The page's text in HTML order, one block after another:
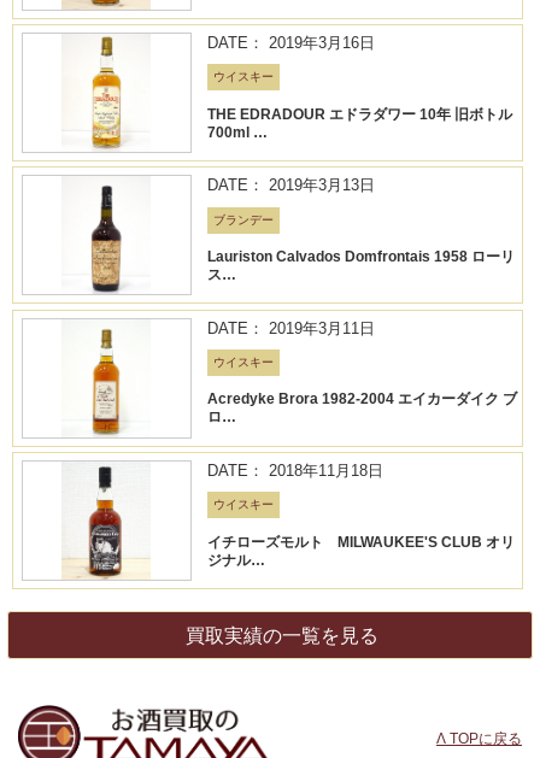
DATE： 2019年3月16日
ウイスキー
THE EDRADOUR エドラダワー 10年 旧ボトル
700ml …
DATE： 2019年3月13日
ブランデー
Lauriston Calvados Domfrontais 1958 ローリ
ス…
DATE： 2019年3月11日
ウイスキー
Acredyke Brora 1982-2004 エイカーダイク ブ
ロ…
DATE： 2018年11月18日
ウイスキー
イチローズモルト MILWAUKEE'S CLUB オリ
ジナル…
買取実績の一覧を見る
Λ TOPに戻る